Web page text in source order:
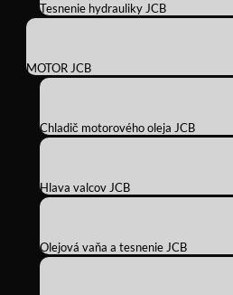
Tesnenie hydrauliky JCB
MOTOR JCB
Chladič motorového oleja JCB
Hlava valcov JCB
Olejová vaňa a tesnenie JCB